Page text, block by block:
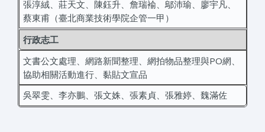
張淳絨、莊天文、陳鈺升、詹瑞褕、鄔沛瑜、廖宇凡、
蔡東甫（臺北商業技術學院企管一甲）
行政志工
文書公文處理、網路新聞整理、網拍物品整理與PO網、
協助相關活動進行、黏貼文宣品
吳翠雯、李亦鵬、張文姝、張素貞、張雅婷、魏滿佐